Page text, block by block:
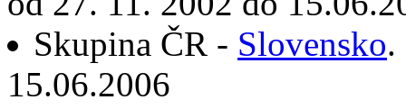
Skupina ČR - Slovensko.
15.06.2006